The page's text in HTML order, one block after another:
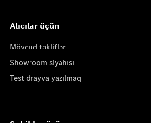
Alıcılar üçün
Mövcud təkliflər
Showroom siyahısı
Test drayva yazılmaq